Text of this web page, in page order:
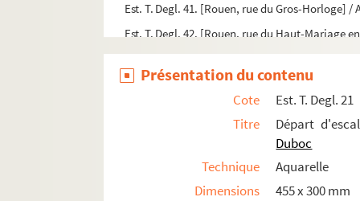
Est. T. Degl. 41. [Rouen, rue du Gros-Horloge] /
Est. T. Degl. 42. [Rouen, rue du Haut-Mariage
Est. T. Degl. 43. [Rouen, rue Guillaume-le-
Est. T. Degl. 44. Promenade de Grammont,
Est. T. Degl. 45. Rouen, rue de l'Impératrice, le
Est. T. Degl. 45 bis. Rouen, rue de
Est. T. Degl. 46. Rouen, rue aux Juifs, en 1880
Est. T. Degl. 47. Rouen, église de la
Présentation du contenu
Cote
Est. T. Degl. 21
Titre
Départ
Duboc
Technique
Aquarelle
Dimensions
455 x 300 mm